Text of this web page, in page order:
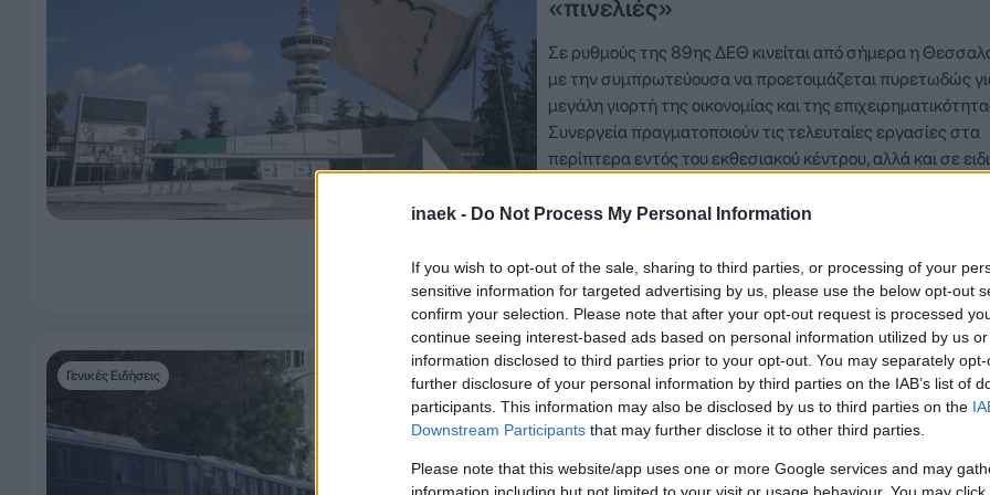
inaek - Do Not Process My Personal Information
If you wish to opt-out of the sale, sharing to third parties, or processing of your
sensitive information for targeted advertising by us, please use the below opt-out
confirm your selection. Please note that after your opt-out request is processed
continue seeing interest-based ads based on personal information utilized by us
information disclosed to third parties prior to your opt-out. You may separately
further disclosure of your personal information by third parties on the IAB’s list of
participants. This information may also be disclosed by us to third parties on the
Downstream Participants that may further disclose it to other third parties.
Please note that this website/app uses one or more Google services and may
information including but not limited to your visit or usage behaviour. You may
«πινελιές»
Σε ρυθμούς της 89ης ΔΕΘ κινείται από σήμερα η
με την συμπρωτεύουσα να προετοιμάζεται πυρετωδώς
μεγάλη γιορτή της οικονομίας και της
Συνεργεία πραγματοποιούν τις τελευταίες εργασίες στα
περίπτερα εντός του εκθεσιακού κέντρου, αλλά και σε
πέριξ αυτού. Παράλληλα,…
Δείτε Περισσότερα
Γενικές Ειδήσεις
1 Σεπτεμβρίου 2025, 16:41
Αυξημένα μέτρα ασφαλείας στη ΔΕΘ:
3.000 αστυνομικοί, αύρες και drones στη
Θεσσαλονίκη